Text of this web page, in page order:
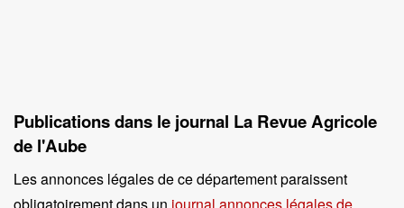
Publications dans le journal La Revue Agricole
de l'Aube
Les annonces légales de ce département paraissent